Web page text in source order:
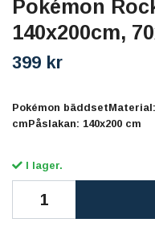
Pokémon
140x200cm,
399 kr
Pokémon
cmPåslakan: 140x200 cm
I lager.